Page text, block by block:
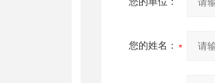
您的姓名：